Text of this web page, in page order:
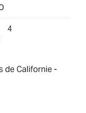
4
de Californie -